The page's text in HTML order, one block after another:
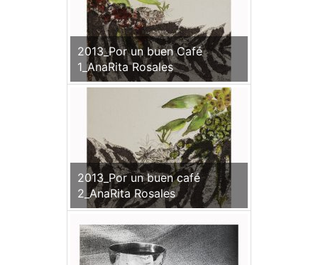
2013_Por un buen Café
1_AnaRita Rosales
2013_Por un buen café
2_AnaRita Rosales